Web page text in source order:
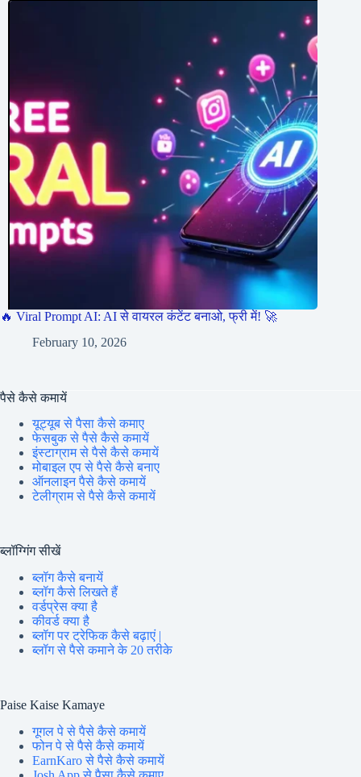
🔥 Viral Prompt AI: AI से वायरल कंटेंट बनाओ, फ्री में! 🚀
February 10, 2026
पैसे कैसे कमायें
यूट्यूब से पैसा कैसे कमाए
फेसबुक से पैसे कैसे कमायें
इंस्टाग्राम से पैसे कैसे कमायें
मोबाइल एप से पैसे कैसे बनाए
ऑनलाइन पैसे कैसे कमायें
टेलीग्राम से पैसे कैसे कमायें
ब्लॉग्गिंग सीखें
ब्लॉग कैसे बनायें
ब्लॉग कैसे लिखते हैं
वर्डप्रेस क्या है
कीवर्ड क्या है
ब्लॉग पर ट्रेफिक कैसे बढ़ाएं |
ब्लॉग से पैसे कमाने के 20 तरीके
Paise Kaise Kamaye
गूगल पे से पैसे कैसे कमायें
फोन पे से पैसे कैसे कमायें
EarnKaro से पैसे कैसे कमायें